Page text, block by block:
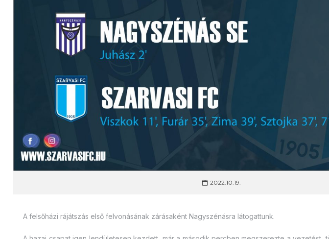
2022.10.19.
A felsőházi rájátszás első felvonásának zárásaként Nagyszénásra látogattunk.